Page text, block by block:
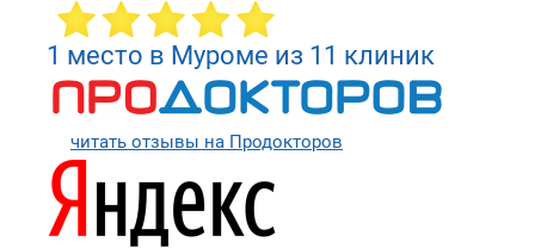
1 место в Муроме из 11 клиник
читать отзывы на Продокторов